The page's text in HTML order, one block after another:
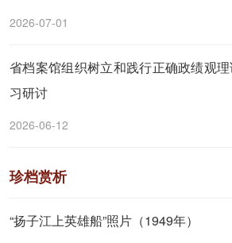
2026-07-01
省档案馆组织树立和践行正确政绩观
习研讨
2026-06-12
珍档赏析
“扬子江上英雄船”照片（1949年）